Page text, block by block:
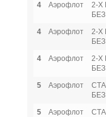
4
Аэрофлот
2-Х
4
Аэрофлот
2-Х
4
Аэрофлот
2-Х
5
Аэрофлот
5
Аэрофлот